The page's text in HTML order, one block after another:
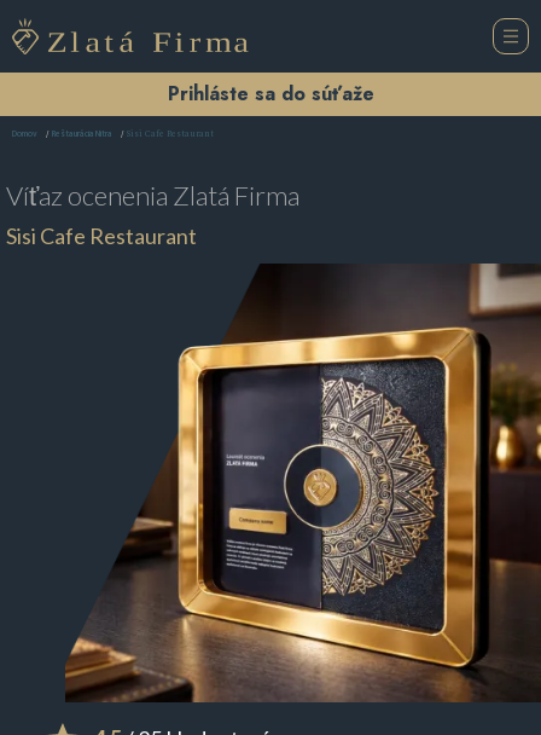
Prihláste sa do súťaže
Domov Reštaurácia Nitra Sisi Cafe Restaurant
Víťaz ocenenia Zlatá Firma
Sisi Cafe Restaurant